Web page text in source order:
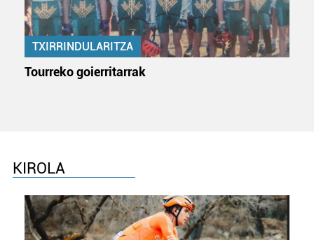
TXIRRINDULARITZA
Tourreko goierritarrak
KIROLA